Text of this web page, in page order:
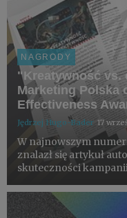
NAGRODY
"Kreatywność vs.
Marketing Polska
Effectiveness
Jędrzej Hugo-Bader 17
W najnowszym
znalazł się artykuł
skuteczności
nagrodzona w
Awards 2024.